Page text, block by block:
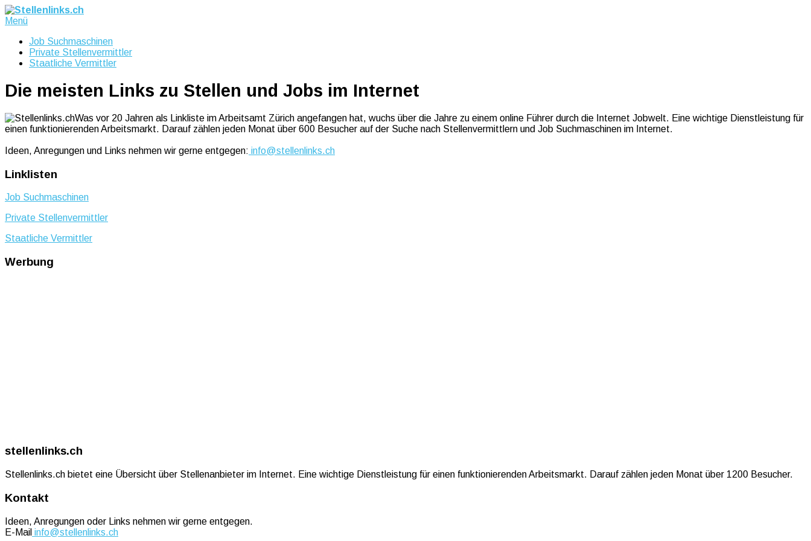
Menü
Job Suchmaschinen
Private Stellenvermittler
Staatliche Vermittler
Die meisten Links zu Stellen und Jobs im Internet
Was vor 20 Jahren als Linkliste im Arbeitsamt Zürich angefangen hat, wuchs über die Jahre zu einem online Führer durch die Internet Jobwelt. Eine wichtige Dienstleistung für
einen funktionierenden Arbeitsmarkt. Darauf zählen jeden Monat über 600 Besucher auf der Suche nach Stellenvermittlern und Job Suchmaschinen im Internet.
Ideen, Anregungen und Links nehmen wir gerne entgegen: info@stellenlinks.ch
Linklisten
Job Suchmaschinen
Private Stellenvermittler
Staatliche Vermittler
Werbung
stellenlinks.ch
Stellenlinks.ch bietet eine Übersicht über Stellenanbieter im Internet. Eine wichtige Dienstleistung für einen funktionierenden Arbeitsmarkt. Darauf zählen jeden Monat über 1200 Besucher.
Kontakt
Ideen, Anregungen oder Links nehmen wir gerne entgegen.
E-Mail info@stellenlinks.ch